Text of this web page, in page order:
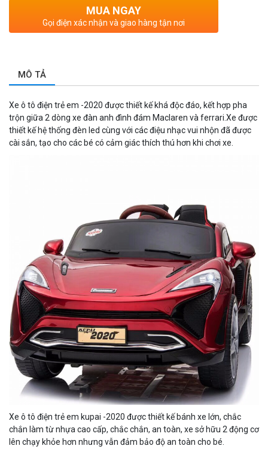
MUA NGAY
Gọi điện xác nhận và giao hàng tận nơi
MÔ TẢ
Xe ô tô điện trẻ em -2020 được thiết kế khá độc đáo, kết hợp pha
trộn giữa 2 dòng xe đàn anh đình đám Maclaren và ferrari.Xe được
thiết kế hệ thống đèn led cùng với các điệu nhạc vui nhộn đã được
cài sắn, tạo cho các bé có cảm giác thích thú hơn khi chơi xe.
Xe ô tô điện trẻ em kupai -2020 được thiết kế bánh xe lớn, chắc
chắn làm từ nhựa cao cấp, chắc chắn, an toàn, xe sở hữu 2 động cơ
lên chạy khỏe hơn nhưng vẫn đảm bảo độ an toàn cho bé.